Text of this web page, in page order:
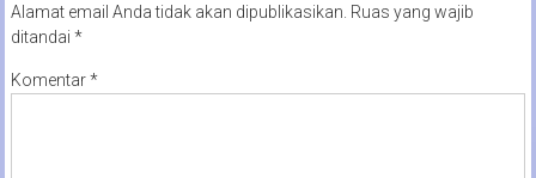
Alamat email Anda tidak akan dipublikasikan. Ruas yang wajib
ditandai *
Komentar*